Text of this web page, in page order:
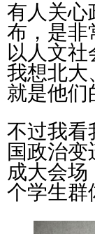
有人关心
布，是非
以人文
我想北大
就是他们
不过我看
国政治
成大会
个学生群